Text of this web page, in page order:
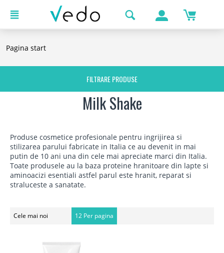
Pagina start
FILTRARE PRODUSE
Milk Shake
Produse cosmetice profesionale pentru ingrijirea si
stilizarea parului fabricate in Italia ce au devenit in mai
putin de 10 ani una din cele mai apreciate marci din Italia.
Toate produsele au la baza proteine hranitoare din lapte si
aminoacizi esentiali astfel parul este hranit, reparat si
straluceste a sanatate.
Cele mai noi 12 Per pagina